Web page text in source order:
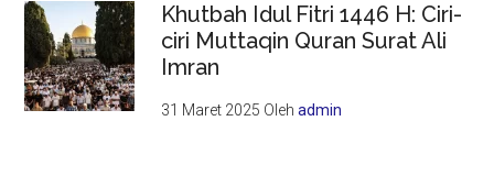
Khutbah Idul Fitri 1446 H: Ciri-
ciri Muttaqin Quran Surat Ali
Imran
31 Maret 2025 Olehadmin